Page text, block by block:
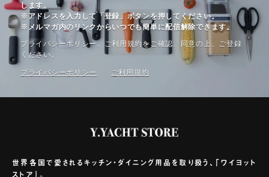
します。
※アドレスを入力して「登録」ボタンを押してください。
※メルマガ内のリンクからいつでも簡単に配信解除できます。
プライバシーポリシー、ご利⽤規約をご確認、同意の上、ご登録
ください。
プライバシーポリシー ご利⽤規約
世界各国で愛されるキッチン・ダイニング用品を取り扱う、「ワイヨット
ストア」。